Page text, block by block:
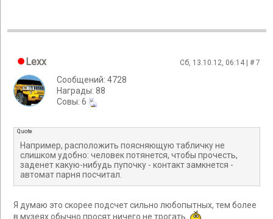
Lexx Сб, 13.10.12, 06:14 | #7
Сообщений: 4728
Награды: 88
Cовы: 6
Quote
Например, расположить поясняющую табличку не
слишком удобно: человек потянется, чтобы прочесть,
заденет какую-нибудь пупочку - контакт замкнется -
автомат парня посчитал.
Я думаю это скорее подсчет сильно любопытных, тем более
в музеях обычно просят ничего не трогать.